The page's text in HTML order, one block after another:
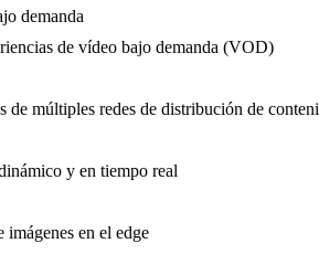
demanda
de vídeo bajo demanda (VOD)
de múltiples redes de distribución de
y en tiempo real
imágenes en el edge